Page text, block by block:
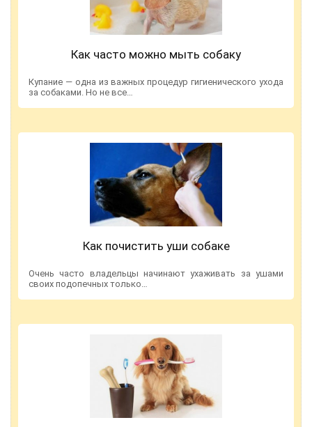
Как часто можно мыть собаку
Купание — одна из важных процедур гигиенического ухода
за собаками. Но не все…
Как почистить уши собаке
Очень часто владельцы начинают ухаживать за ушами
своих подопечных только…